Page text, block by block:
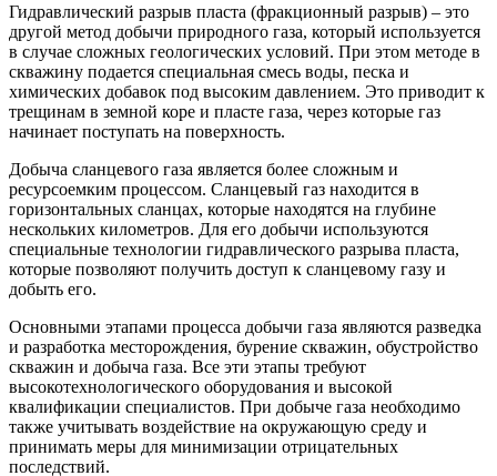
Гидравлический разрыв пласта (фракционный разрыв) – это
другой метод добычи природного газа, который используется
в случае сложных геологических условий. При этом методе в
скважину подается специальная смесь воды, песка и
химических добавок под высоким давлением. Это приводит к
трещинам в земной коре и пласте газа, через которые газ
начинает поступать на поверхность.
Добыча сланцевого газа является более сложным и
ресурсоемким процессом. Сланцевый газ находится в
горизонтальных сланцах, которые находятся на глубине
нескольких километров. Для его добычи используются
специальные технологии гидравлического разрыва пласта,
которые позволяют получить доступ к сланцевому газу и
добыть его.
Основными этапами процесса добычи газа являются разведка
и разработка месторождения, бурение скважин, обустройство
скважин и добыча газа. Все эти этапы требуют
высокотехнологического оборудования и высокой
квалификации специалистов. При добыче газа необходимо
также учитывать воздействие на окружающую среду и
принимать меры для минимизации отрицательных
последствий.